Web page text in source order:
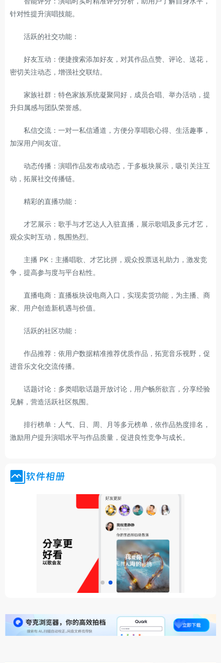
针对性提升演唱技能。
活跃的社交功能：
好友互动：便捷搜索添加好友，对其作品点赞、评论、送花，
密切关注动态，增强社交联结。
家族社群：特色家族系统凝聚同好，成员合唱、举办活动，提
升归属感与团队荣誉感。
私信交流：一对一私信通道，方便分享唱歌心得、生活趣事，
加深用户间友谊。
动态传播：演唱作品发布成动态，于多板块展示，吸引关注互
动，拓展社交传播链。
精彩的直播功能：
才艺展示：歌手与才艺达人入驻直播，展示歌唱及多元才艺，
观众实时互动，氛围热烈。
主播 PK：主播唱歌、才艺比拼，观众投票送礼助力，激发竞
争，提高参与度与平台粘性。
直播电商：直播板块设电商入口，实现卖货功能，为主播、商
家、用户创造新机遇与价值。
活跃的社区功能：
作品推荐：依用户数据精准推荐优质作品，拓宽音乐视野，促
进音乐文化交流传播。
话题讨论：多类唱歌话题开放讨论，用户畅所欲言，分享经验
见解，营造活跃社区氛围。
排行榜单：人气、日、周、月等多元榜单，依作品热度排名，
激励用户提升演唱水平与作品质量，促进良性竞争与成长。
软件相册